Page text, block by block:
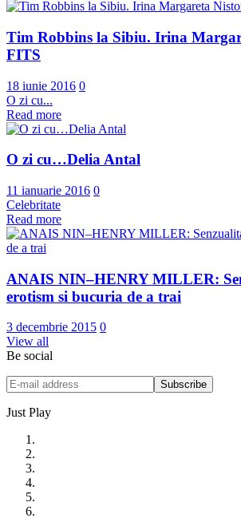
Tim Robbins la Sibiu. Irina
FITS
18 iunie 2016 0
O zi cu...
Read more
O zi cu…Delia Antal
11 ianuarie 2016 0
Celebritate
Read more
ANAIS NIN–HENRY MILLER:
erotism si bucuria de a trai
3 decembrie 2015 0
View all
Be social
Just Play